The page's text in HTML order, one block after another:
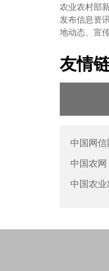
农业农村部
发布信息资
地动态、宣
友情
中国网信
中国农网
中国农业